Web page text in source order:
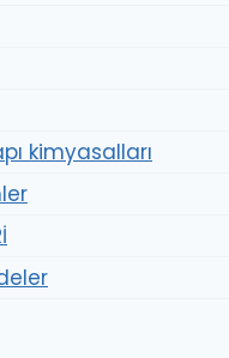
kimyasalları